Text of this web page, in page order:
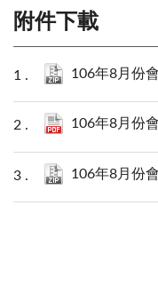
附件下載
106年8月份
106年8月份
106年8月份